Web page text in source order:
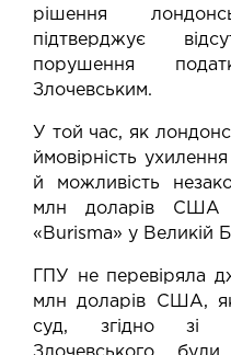
рішення
підтверджує
порушення
Злочевським.
У той час, як
ймовірність
й можливість
млн доларів США
«Burisma» у Великій
ГПУ не перевіряла
млн доларів США,
суд, згідно зі
Злочевського